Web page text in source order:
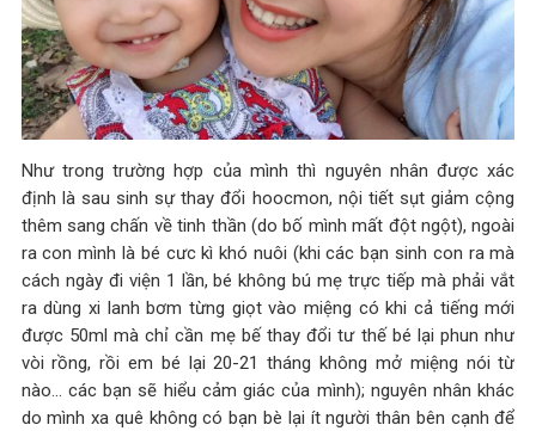
Như trong trường hợp của mình thì nguyên nhân được xác
định là sau sinh sự thay đổi hoocmon, nội tiết sụt giảm cộng
thêm sang chấn về tinh thần (do bố mình mất đột ngột), ngoài
ra con mình là bé cưc kì khó nuôi (khi các bạn sinh con ra mà
cách ngày đi viện 1 lần, bé không bú mẹ trực tiếp mà phải vắt
ra dùng xi lanh bơm từng giọt vào miệng có khi cả tiếng mới
được 50ml mà chỉ cần mẹ bế thay đổi tư thế bé lại phun như
vòi rồng, rồi em bé lại 20-21 tháng không mở miệng nói từ
nào… các bạn sẽ hiểu cảm giác của mình); nguyên nhân khác
do mình xa quê không có bạn bè lại ít người thân bên cạnh để